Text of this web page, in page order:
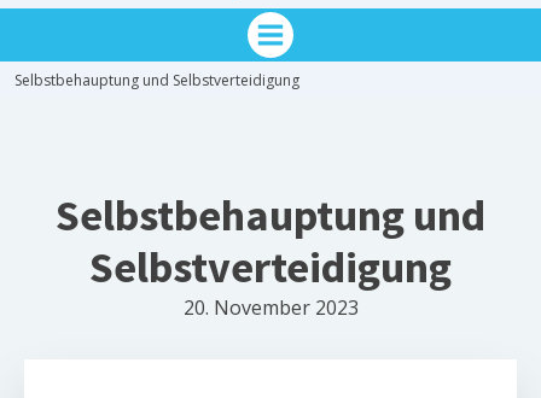
Selbstbehauptung und Selbstverteidigung
Selbstbehauptung und
Selbstverteidigung
20. November 2023